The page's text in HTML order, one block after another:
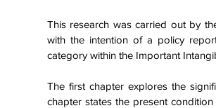
This research was carried out by
with the intention of a policy
category within the Important
The first chapter explores the
chapter states the present